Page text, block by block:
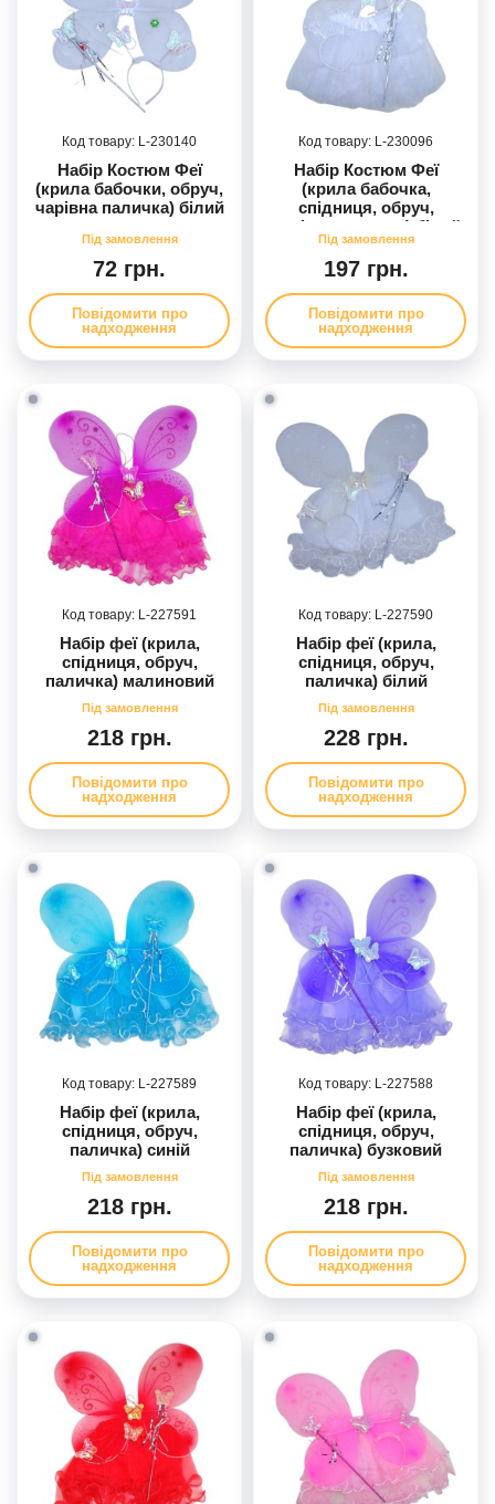
230140
Набір Костюм Феї
(крила бабочки, обруч,
чарівна паличка) білий
72 грн.
Повідомити про
надходження
230096
Набір Костюм Феї
(крила бабочка,
спідниця, обруч,
чарівна паличка) білий
197 грн.
Повідомити про
надходження
227591
Набір феї (крила,
спідниця, обруч,
паличка) малиновий
218 грн.
Повідомити про
надходження
227590
Набір феї (крила,
спідниця, обруч,
паличка) білий
228 грн.
Повідомити про
надходження
227589
Набір феї (крила,
спідниця, обруч,
паличка) синій
218 грн.
Повідомити про
надходження
227588
Набір феї (крила,
спідниця, обруч,
паличка) бузковий
218 грн.
Повідомити про
надходження